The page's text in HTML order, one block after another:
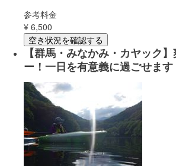
参考料金
¥ 6,500
空き状況を確認する
【群馬・みなかみ・カヤック
ー！一日を有意義に過ごせます